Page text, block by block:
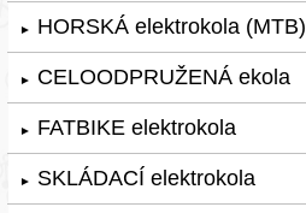
► HORSKÁ elektrokola (MTB)
► CELOODPRUŽENÁ ekola
► FATBIKE elektrokola
► SKLÁDACÍ elektrokola